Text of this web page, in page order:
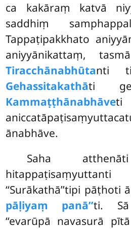
ca kakāraṃ katvā
saddhiṃ
Tappaṭipakkhato
aniyyānikattaṃ,
Tiracchānabhūtanti
Gehassitakathāti
Kammaṭṭhānabhāveti
ānabhāve.
Saha
‘‘Surākathā’’tipi pāṭhoti
pāḷiyaṃ panā’’ti. Sā
‘‘evarūpā navasurā